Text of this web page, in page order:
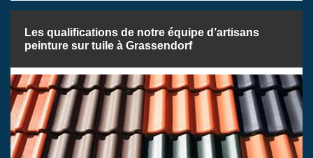
Les qualifications de notre équipe d’artisans
peinture sur tuile à Grassendorf